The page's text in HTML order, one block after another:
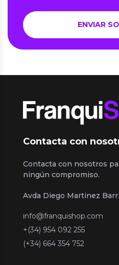
Contacta con
Contacta con nosotros
ningún compromiso.
Avda Diego Martinez
info@franquishop.com
+(34) 954 092 255
(+34) 664 354 752